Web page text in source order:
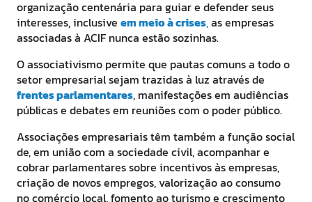
organização centenária para guiar e defender seus
interesses, inclusive em meio à crises,as empresas
associadas à ACIF nunca estão sozinhas.
O associativismo permite que pautas comuns a todo o
setor empresarial sejam trazidas à luz através de
frentes parlamentares, manifestações em audiências
públicas e debates em reuniões com o poder público.
Associações empresariais têm também a função social
de, em união com a sociedade civil, acompanhar e
cobrar parlamentares sobre incentivos às empresas,
criação de novos empregos, valorização ao consumo
no comércio local, fomento ao turismo e crescimento